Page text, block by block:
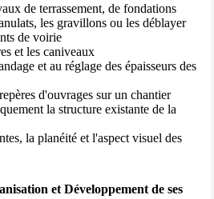
de terrassement, de fondations
les gravillons ou les déblayer
de voirie
et les caniveaux
et au réglage des épaisseurs des
d'ouvrages sur un chantier
la structure existante de la
la planéité et l'aspect visuel des
et Développement de ses